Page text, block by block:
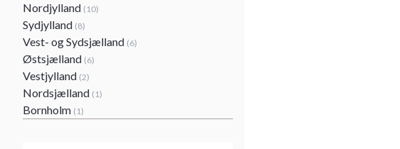
Nordjylland (10)
Sydjylland (8)
Vest- og Sydsjælland (6)
Østsjælland (6)
Vestjylland (2)
Nordsjælland (1)
Bornholm (1)